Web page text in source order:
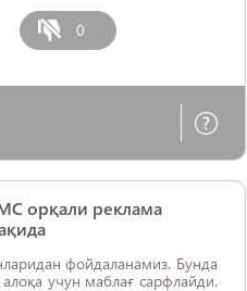
0
орқали реклама
фойдаланамиз. Бунда
учун маблағ сарфлайди.